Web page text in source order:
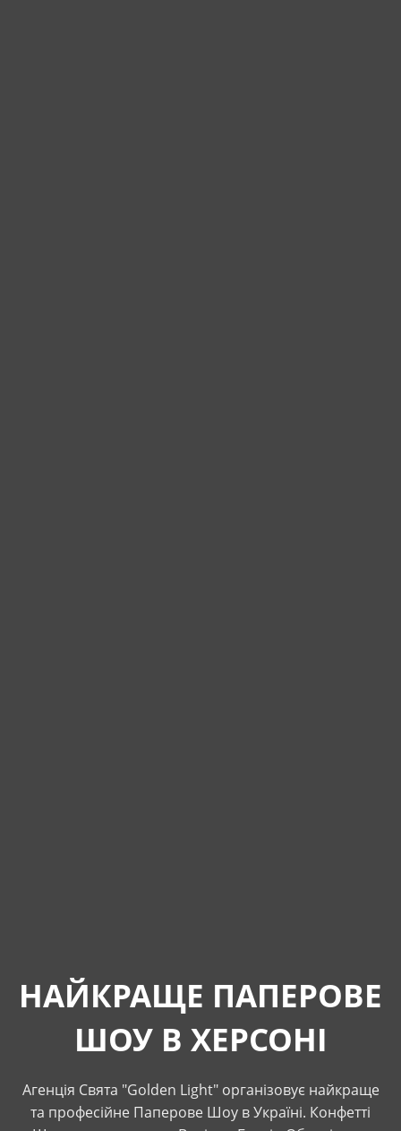
НАЙКРАЩЕ ПАПЕРОВЕ
ШОУ В ХЕРСОНІ
Агенція Свята "Golden Light" організовує найкраще
та професійне Паперове Шоу в Україні. Конфетті